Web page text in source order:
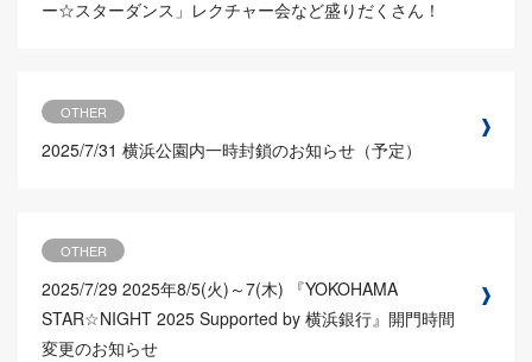
ー☆スターダンス」レクチャー会など盛りだくさん！
OTHER
2025/7/31 横浜公園内一時封鎖のお知らせ（予定）
OTHER
2025/7/29 2025年8/5(火)～7(木) 『YOKOHAMA
STAR☆NIGHT 2025 Supported by 横浜銀行』開門時間
変更のお知らせ